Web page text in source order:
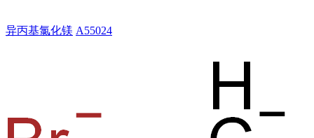
异丙基氯化镁 A55024